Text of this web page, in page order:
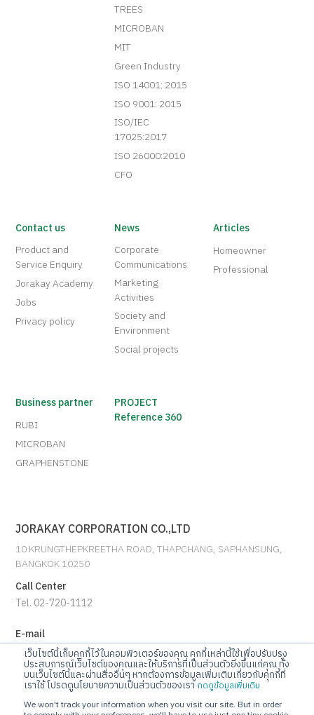
เว็บไซต์นี้เก็บคุกกี้ไว้ในคอมพิวเตอร์ของคุณ คุกกี้เหล่านี้ใช้เพื่อปรับปรุง
ประสบการณ์เว็บไซต์ของคุณและให้บริการที่เป็นส่วนตัวยิ่งขึ้นแก่คุณ ทั้ง
บนเว็บไซต์นี้และผ่านสื่ออื่นๆ หากต้องการข้อมูลเพิ่มเติมเกี่ยวกับคุกกี้ที่
เราใช้ โปรดดูนโยบายความเป็นส่วนตัวของเรากดดูข้อมูลเพิ่มเติม
We won't track your information when you visit our site. But in order
TREES
MICROBAN
MIT
Green Industry
ISO 14001: 2015
ISO 9001: 2015
ISO/IEC
17025:2017
ISO 26000:2010
CFO
Contact us
Product and
Service Enquiry
Jorakay Academy
Jobs
Privacy policy
News
Corporate
Communications
Marketing
Activities
Society and
Environment
Social projects
Articles
Homeowner
Professional
Business partner
RUBI
MICROBAN
GRAPHENSTONE
PROJECT
Reference 360
JORAKAY CORPORATION CO.,LTD
10 KRUNGTHEPKREETHA ROAD, THAPCHANG, SAPHANSUNG,
BANGKOK 10250
Call Center
Tel. 02-720-1112
E-mail
info@jorakay.co.th
Social